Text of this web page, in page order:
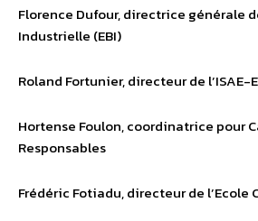
Florence Dufour, directrice générale
Industrielle (EBI)
Roland Fortunier, directeur de l’ISAE-
Hortense Foulon, coordinatrice pour
Responsables
Frédéric Fotiadu, directeur de l’Ecole